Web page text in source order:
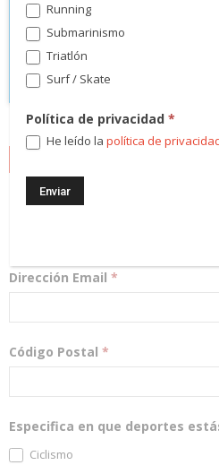
¡Regístrate! Te mantendremos
Dirección Email *
Código Postal *
Especifica en que deportes
Ciclismo
Running
Submarinismo
Triatlón
Surf / Skate
Política de privacidad*
He leído lapolítica de